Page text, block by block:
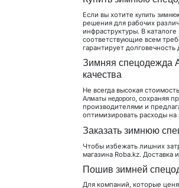
Если вы хотитекупить
решения для рабочих
инфраструктуры. В
соответствующие всем
гарантирует
Зимняя спецодежда
качества
Не всегда высокая
Алматы недорого, сохраняя
производителями и
оптимизировать расходы на
Заказать зимнюю
Чтобы избежать лишних
магазина Roba.kz.
Пошив зимней
Для компаний, которые